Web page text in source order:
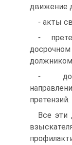
движение
- акты
-
досрочном
-
претензий.
Все эти